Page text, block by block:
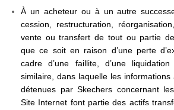
À un acheteur ou à un autre
cession, restructuration,
vente ou transfert de tout ou partie
que ce soit en raison d’une perte
cadre d’une faillite, d’une
similaire, dans laquelle les
détenues par Skechers concernant
Site Internet font partie des actifs